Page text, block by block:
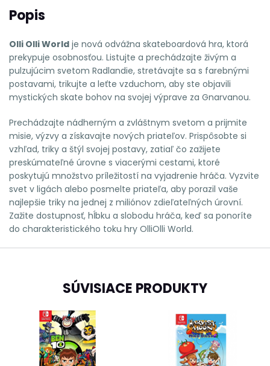
Popis
Olli Olli World je nová odvážna skateboardová hra, ktorá
prekypuje osobnosťou. Listujte a prechádzajte živým a
pulzujúcim svetom Radlandie, stretávajte sa s farebnými
postavami, trikujte a leťte vzduchom, aby ste objavili
mystických skate bohov na svojej výprave za Gnarvanou.
Prechádzajte nádherným a zvláštnym svetom a prijmite
misie, výzvy a získavajte nových priateľov. Prispôsobte si
vzhľad, triky a štýl svojej postavy, zatiaľ čo zažijete
preskúmateľné úrovne s viacerými cestami, ktoré
poskytujú množstvo príležitostí na vyjadrenie hráča. Vyzvite
svet v ligách alebo posmelte priateľa, aby porazil vaše
najlepšie triky na jednej z miliónov zdieľateľných úrovní.
Zažite dostupnosť, hĺbku a slobodu hráča, keď sa ponoríte
do charakteristického toku hry OlliOlli World.
SÚVISIACE PRODUKTY